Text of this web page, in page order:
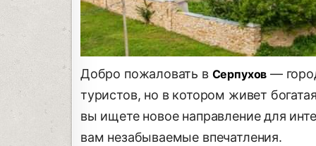
Добро пожаловать в Серпухов —
туристов, но в котором живет
вы ищете новое направление для
вам незабываемые впечатления.